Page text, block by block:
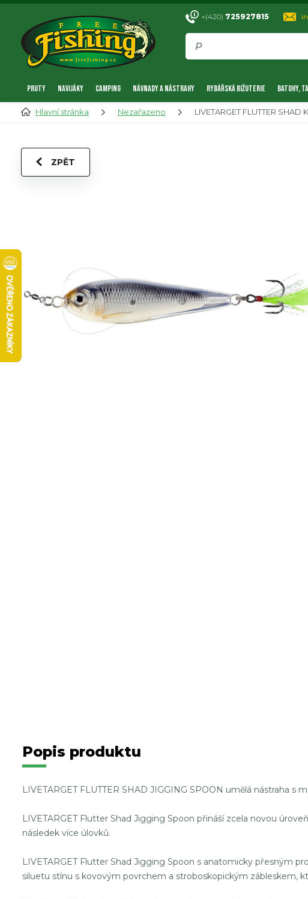
+(420) 725927815
PRUTY NAVIJÁKY CAMPING NÁVNADY A NÁSTRAHY RYBÁŘSKÁ BIŽUTERIE BATOHY,
Hlavní stránka Nezařazeno LIVETARGET FLUTTER SHAD
ZPĚT
Popis produktu
LIVETARGET FLUTTER SHAD JIGGING SPOON umělá nástraha s
LIVETARGET Flutter Shad Jigging Spoon přináší zcela novou
následek více úlovků.
LIVETARGET Flutter Shad Jigging Spoon s anatomicky přesným
siluetu stínu s kovovým povrchem a stroboskopickým zábleskem,